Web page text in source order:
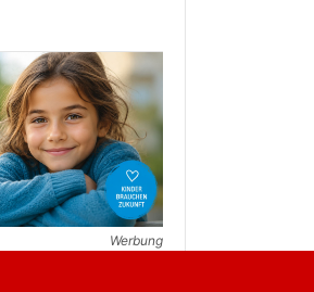
Werbung